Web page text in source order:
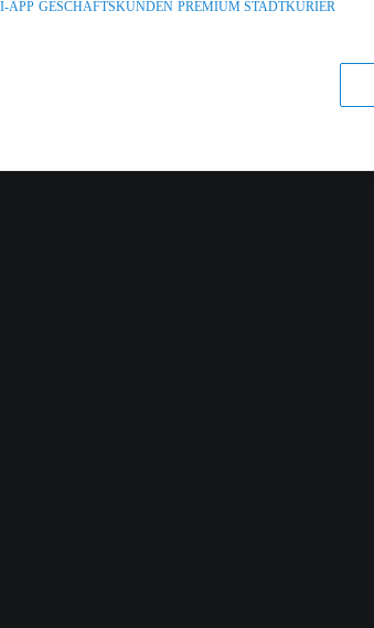
APP GESCHÄFTSKUNDEN PREMIUM STADTKURIER